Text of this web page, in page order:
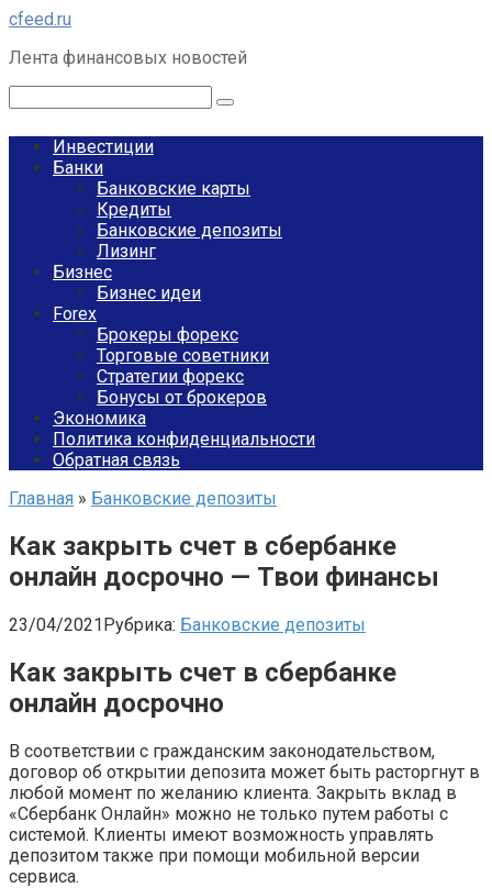
Перейти
контенту
cfeed.ru
Лента финансовых новостей
Инвестиции
Банки
Банковские карты
Кредиты
Банковские депозиты
Лизинг
Бизнес
Бизнес идеи
Forex
Брокеры форекс
Торговые советники
Стратегии форекс
Бонусы от брокеров
Экономика
Политика конфиденциальности
Обратная связь
Главная » Банковские депозиты
Как закрыть счет в сбербанке
онлайн досрочно — Твои финансы
23/04/2021Рубрика: Банковские депозиты
Как закрыть счет в сбербанке
онлайн досрочно
В соответствии с гражданским законодательством,
договор об открытии депозита может быть расторгнут в
любой момент по желанию клиента. Закрыть вклад в
«Сбербанк Онлайн» можно не только путем работы с
системой. Клиенты имеют возможность управлять
депозитом также при помощи мобильной версии
сервиса.